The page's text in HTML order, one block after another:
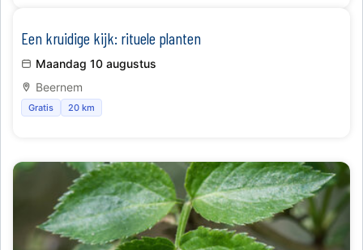
Een kruidige kijk: rituele planten
Maandag 10 augustus
Beernem
Gratis 20 km